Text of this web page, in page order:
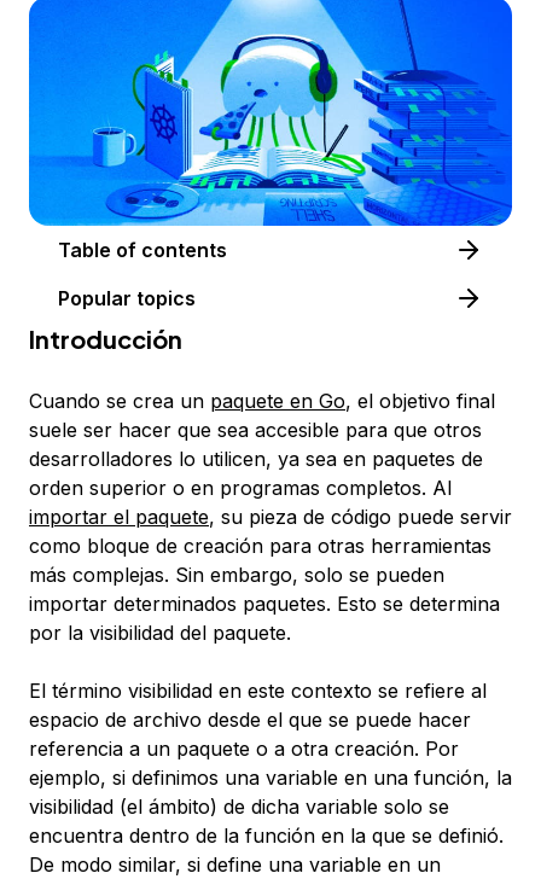
Table of contents
Popular topics
Introducción
Cuando se crea un paquete en Go, el objetivo final
suele ser hacer que sea accesible para que otros
desarrolladores lo utilicen, ya sea en paquetes de
orden superior o en programas completos. Al
importar el paquete, su pieza de código puede servir
como bloque de creación para otras herramientas
más complejas. Sin embargo, solo se pueden
importar determinados paquetes. Esto se determina
por la visibilidad del paquete.
El término visibilidad en este contexto se refiere al
espacio de archivo desde el que se puede hacer
referencia a un paquete o a otra creación. Por
ejemplo, si definimos una variable en una función, la
visibilidad (el ámbito) de dicha variable solo se
encuentra dentro de la función en la que se definió.
De modo similar, si define una variable en un